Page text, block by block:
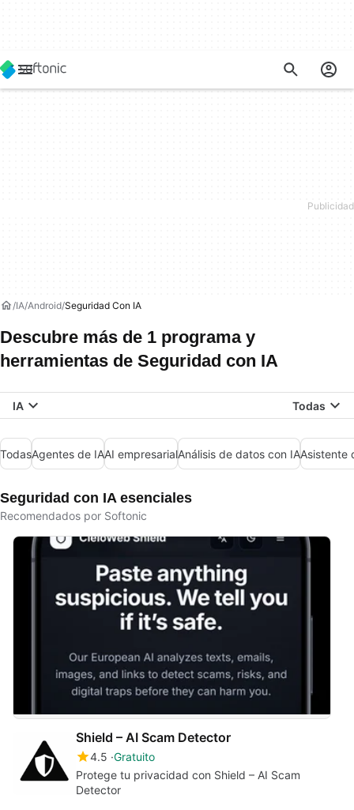
IA Android Seguridad Con IA
Descubre más de 1 programa y
herramientas de Seguridad con IA
IA Todas
TodasAgentes de IAAI empresarialAnálisis de datos con IAAsistente
Seguridad con IA esenciales
Recomendados por Softonic
Shield – AI Scam Detector
4.5 Gratuito
Protege tu privacidad con Shield – AI Scam
Detector